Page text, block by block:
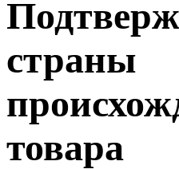
страны
товара